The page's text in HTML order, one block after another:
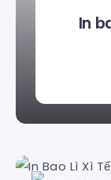
In